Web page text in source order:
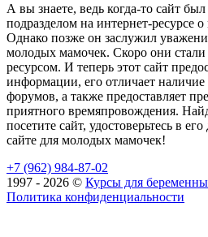
А вы знаете, ведь когда-то сайт
подразделом на интернет-ресурсе
Однако позже он заслужил
молодых мамочек. Скоро они стали
ресурсом. И теперь этот сайт
информации, его отличает
форумов, а также предоставляет
приятного времяпровождения.
посетите сайт, удостоверьтесь в
сайте для молодых мамочек!
+7 (962) 984-87-02
1997 - 2026 © Курсы для
Политика конфиденциальности